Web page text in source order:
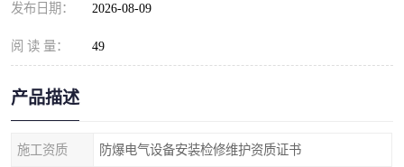
发布日期： 2026-08-09
阅 读 量： 49
产品描述
施工资质 防爆电气设备安装检修维护资质证书